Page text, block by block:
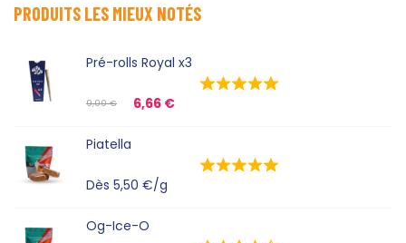
PRODUITS LES MIEUX NOTÉS
Pré-rolls Royal x3
9,00€ 6,66 €
Piatella
Dès 5,50 €/g
Og-Ice-O